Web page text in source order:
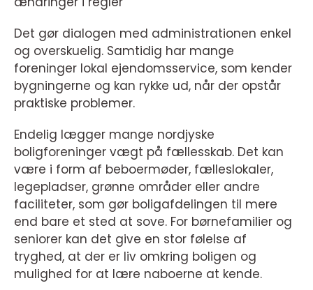
Det gør dialogen med administrationen enkel
og overskuelig. Samtidig har mange
foreninger lokal ejendomsservice, som kender
bygningerne og kan rykke ud, når der opstår
praktiske problemer.
Endelig lægger mange nordjyske
boligforeninger vægt på fællesskab. Det kan
være i form af beboermøder, fælleslokaler,
legepladser, grønne områder eller andre
faciliteter, som gør boligafdelingen til mere
end bare et sted at sove. For børnefamilier og
seniorer kan det give en stor følelse af
tryghed, at der er liv omkring boligen og
mulighed for at lære naboerne at kende.